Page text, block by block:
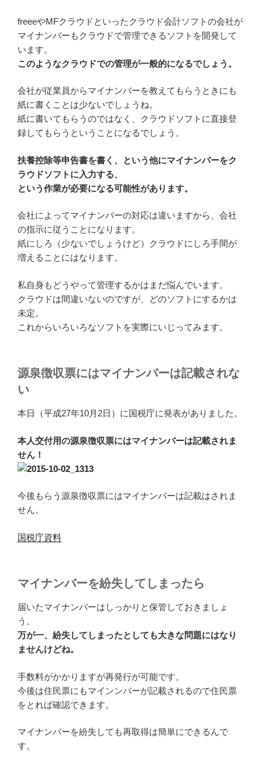
freeeやMFクラウドといったクラウド会計ソフトの会社が
マイナンバーもクラウドで管理できるソフトを開発して
います。
このようなクラウドでの管理が一般的になるでしょう。
会社が従業員からマイナンバーを教えてもらうときにも
紙に書くことは少ないでしょうね。
紙に書いてもらうのではなく、クラウドソフトに直接登
録してもらうということになるでしょう。
扶養控除等申告書を書く、という他にマイナンバーをク
ラウドソフトに入力する、
という作業が必要になる可能性があります。
会社によってマイナンバーの対応は違いますから、会社
の指示に従うことになります。
紙にしろ（少ないでしょうけど）クラウドにしろ手間が
増えることにはなります。
私自身もどうやって管理するかはまだ悩んでいます。
クラウドは間違いないのですが、どのソフトにするかは
未定。
これからいろいろなソフトを実際にいじってみます。
源泉徴収票にはマイナンバーは記載されな
い
本日（平成27年10月2日）に国税庁に発表がありました。
本人交付用の源泉徴収票にはマイナンバーは記載されま
せん！
今後もらう源泉徴収票にはマイナンバーは記載はされま
せん。
国税庁資料
マイナンバーを紛失してしまったら
届いたマイナンバーはしっかりと保管しておきましょ
う。
万が一、紛失してしまったとしても大きな問題にはなり
ませんけどね。
手数料がかかりますが再発行が可能です。
今後は住民票にもマインンバーが記載されるので住民票
をとれば確認できます。
マイナンバーを紛失しても再取得は簡単にできるんで
す。